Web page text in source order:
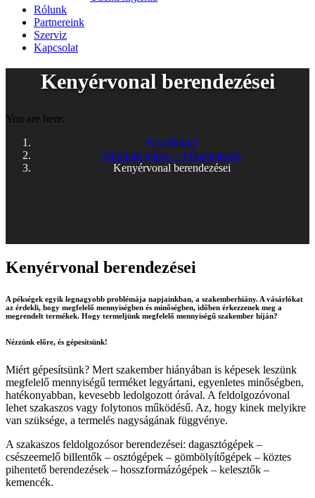
Rólunk
Partnereink
Szerviz
Kapcsolat
Kenyérvonal berendezései
You are here:
Kezdőoldal
Sütőipari gépek – Pékségeknek
Kenyérvonal berendezései
Kenyérvonal berendezései
A pékségek egyik legnagyobb problémája napjainkban, a szakemberhiány. A vásárlókat
az érdekli, hogy megfelelő mennyiségben és minőségben, időben érkezzenek meg a
megrendelt termékek. Hogy termeljünk megfelelő mennyiségű szakember híján?
Nézzünk előre, és gépesítsünk!
Miért gépesítsünk? Mert szakember hiányában is képesek leszünk
megfelelő mennyiségű terméket legyártani, egyenletes minőségben,
hatékonyabban, kevesebb ledolgozott órával. A feldolgozóvonal
lehet szakaszos vagy folytonos működésű. Az, hogy kinek melyikre
van szüksége, a termelés nagyságának függvénye.
A szakaszos feldolgozósor berendezései: dagasztógépek –
csészeemelő billentők – osztógépek – gömbölyítőgépek – köztes
pihentető berendezések – hosszformázógépek – kelesztők –
kemencék.